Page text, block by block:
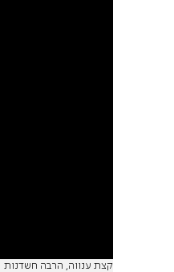
קצת ענווה, הרבה חשדנות